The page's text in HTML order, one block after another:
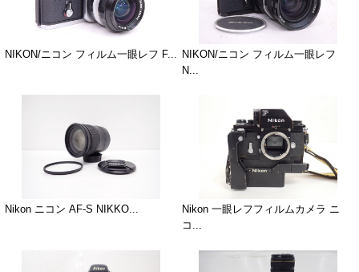
NIKON/ニコン フィルム一眼レフ F...
NIKON/ニコン フィルム一眼レフ
N...
Nikon ニコン AF-S NIKKO...
Nikon 一眼レフフィルムカメラ ニ
コ...